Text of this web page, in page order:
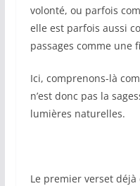
volonté, ou parfois
elle est parfois aussi
passages comme une
Ici, comprenons-là
n’est donc pas la
lumières naturelles.
Le premier verset